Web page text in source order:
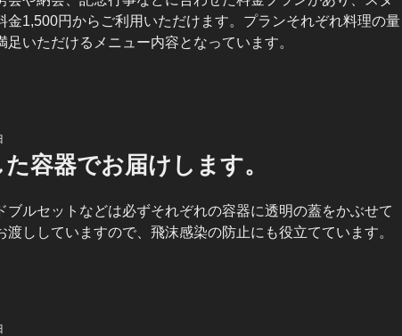
金1,500円からご利用いただけます。プランそれぞれ料理の量
足いただけるメニュー内容となっています。
容器でお届けします。
ブルセットなどは必ずそれぞれの容器に透明の蓋をかぶせて
渡ししていますので、飛沫感染の防止にも役立てています。